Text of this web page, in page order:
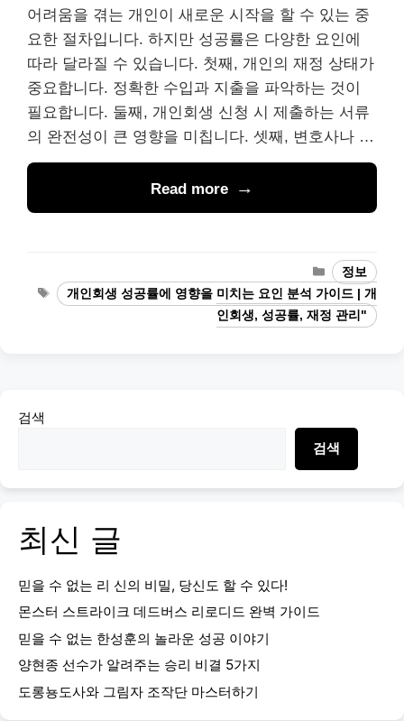
어려움을 겪는 개인이 새로운 시작을 할 수 있는 중
요한 절차입니다. 하지만 성공률은 다양한 요인에
따라 달라질 수 있습니다. 첫째, 개인의 재정 상태가
중요합니다. 정확한 수입과 지출을 파악하는 것이
필요합니다. 둘째, 개인회생 신청 시 제출하는 서류
의 완전성이 큰 영향을 미칩니다. 셋째, 변호사나 …
Read more
Categories
정보
Tags
개인회생 성공률에 영향을 미치는 요인 분석 가이드 | 개
인회생, 성공률, 재정 관리"
검색
검색
최신 글
믿을 수 없는 리 신의 비밀, 당신도 할 수 있다!
몬스터 스트라이크 데드버스 리로디드 완벽 가이드
믿을 수 없는 한성훈의 놀라운 성공 이야기
양현종 선수가 알려주는 승리 비결 5가지
도롱뇽도사와 그림자 조작단 마스터하기